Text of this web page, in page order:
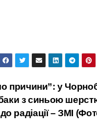
причини”: у
з синьою
радіації – ЗМІ